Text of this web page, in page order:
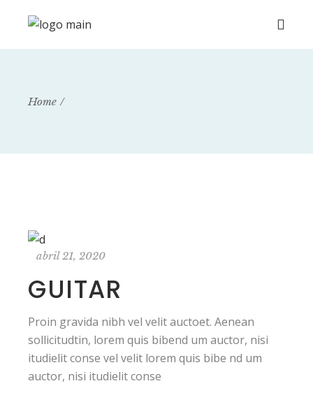
Home
abril 21, 2020
GUITAR
Proin gravida nibh vel velit auctoet. Aenean
sollicitudtin, lorem quis bibend um auctor, nisi
itudielit conse vel velit lorem quis bibe nd um
auctor, nisi itudielit conse